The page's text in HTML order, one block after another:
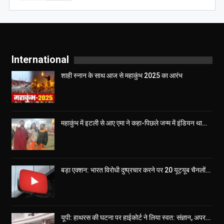
International
शाही स्नान के साथ आज से महाकुंभ 2025 का आरंभ
महाकुंभ में इटली से आए एमा ने कहा-पिछले जन्म में इंडियन था…
बड़ा एक्शन: भारत विरोधी दुष्प्रचार करने पर 20 यूट्यूब चैनलों…
यूपी: हाथरस की घटना पर हाईकोर्ट ने लिया स्वत: संज्ञान, अपर…